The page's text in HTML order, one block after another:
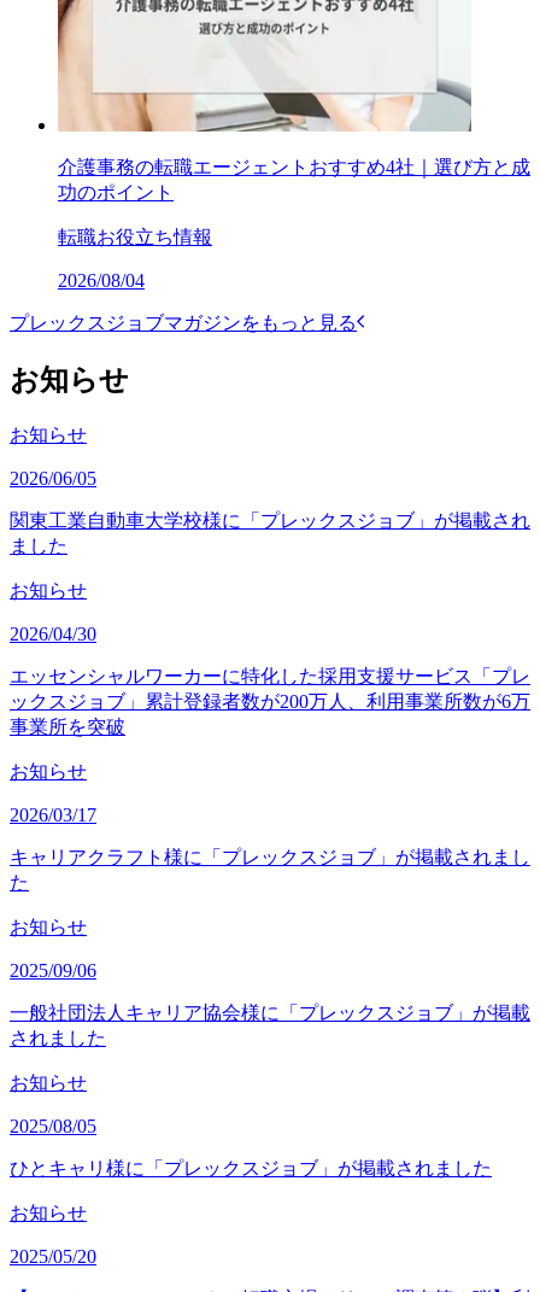
介護事務の転職エージェントおすすめ4社｜選び方と成
功のポイント
転職お役立ち情報
2026/08/04
プレックスジョブマガジンをもっと見る
お知らせ
お知らせ
2026/06/05
関東工業自動車大学校様に「プレックスジョブ」が掲載され
ました
お知らせ
2026/04/30
エッセンシャルワーカーに特化した採用支援サービス「プレ
ックスジョブ」累計登録者数が200万人、利用事業所数が6万
事業所を突破
お知らせ
2026/03/17
キャリアクラフト様に「プレックスジョブ」が掲載されまし
た
お知らせ
2025/09/06
一般社団法人キャリア協会様に「プレックスジョブ」が掲載
されました
お知らせ
2025/08/05
ひとキャリ様に「プレックスジョブ」が掲載されました
お知らせ
2025/05/20